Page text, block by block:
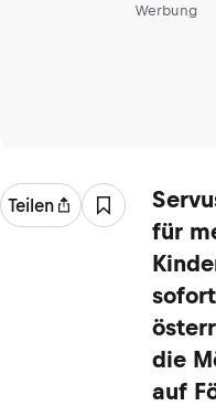
Werbung
Teilen
für
die
auf